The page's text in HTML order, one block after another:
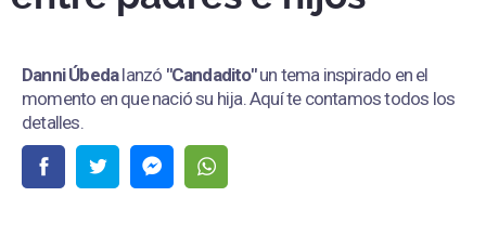
Danni Úbedalanzó "Candadito"un tema inspirado en el
momento en que nació su hija. Aquí te contamos todos los
detalles.